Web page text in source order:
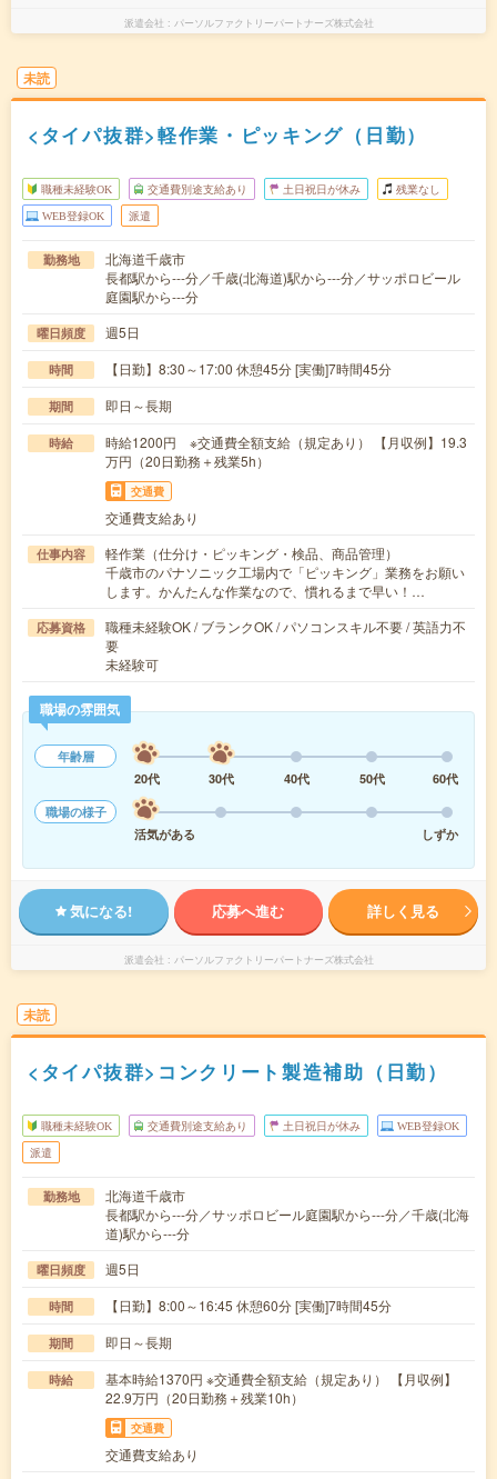
派遣会社 パーソルファクトリーパートナーズ株式会社
未読
<タイパ抜群>軽作業・ピッキング（日勤）
職種未経験OK 交通費別途支給あり 土日祝日が休み 残業なし
WEB登録OK 派遣
勤務地
北海道千歳市
長都駅から---分／千歳(北海道)駅から---分／サッポロビール
庭園駅から---分
曜日頻度 週5日
時間 【日勤】8:30～17:00 休憩45分 [実働]7時間45分
期間 即日～長期
時給
時給1200円 ※交通費全額支給（規定あり） 【月収例】19.3
万円（20日勤務＋残業5h）
交通費
交通費支給あり
仕事内容
軽作業（仕分け・ピッキング・検品、商品管理）
千歳市のパナソニック工場内で「ピッキング」業務をお願い
します。かんたんな作業なので、慣れるまで早い！…
応募資格
職種未経験OK / ブランクOK / パソコンスキル不要 / 英語力不
要
未経験可
職場の雰囲気
年齢層
20代
30代 40代 50代
60代
職場の様子
活気がある
しずか
気になる! 応募へ進む 詳しく見る
派遣会社 パーソルファクトリーパートナーズ株式会社
未読
<タイパ抜群>コンクリート製造補助（日勤）
職種未経験OK 交通費別途支給あり 土日祝日が休み WEB登録OK
派遣
勤務地
北海道千歳市
長都駅から---分／サッポロビール庭園駅から---分／千歳(北海
道)駅から---分
曜日頻度 週5日
時間 【日勤】8:00～16:45 休憩60分 [実働]7時間45分
期間 即日～長期
時給
基本時給1370円 ※交通費全額支給（規定あり） 【月収例】
22.9万円（20日勤務＋残業10h）
交通費
交通費支給あり